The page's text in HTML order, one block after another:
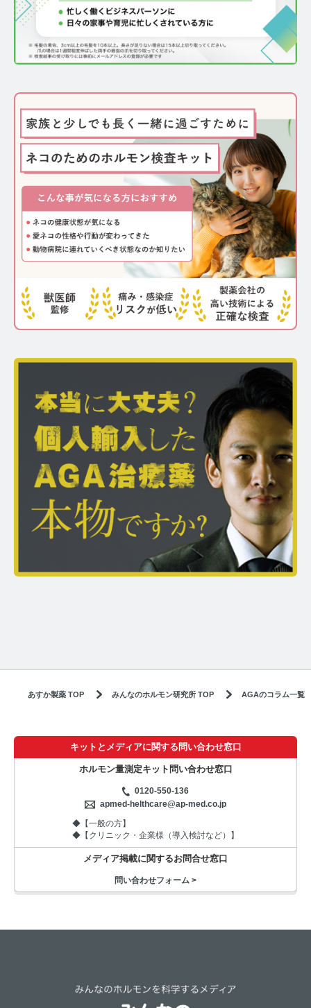
あすか製薬 TOP みんなのホルモン研究所 TOP AGAのコラム一覧
キットとメディアに関する問い合わせ窓口
ホルモン量測定キット問い合わせ窓口
0120-550-136
apmed-helthcare@ap-med.co.jp
◆【一般の方】
◆【クリニック・企業様（導入検討など）】
メディア掲載に関するお問合せ窓口
問い合わせフォーム >